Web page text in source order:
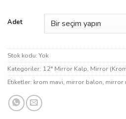
Adet
Stok kodu: Yok
Kategoriler: 12" Mirror Kalp, Mirror
Etiketler: krom mavi, mirror balon, mirror